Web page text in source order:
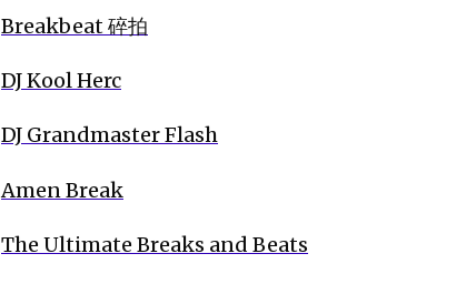
Breakbeat 碎拍
DJ Kool Herc
DJ Grandmaster Flash
Amen Break
The Ultimate Breaks and Beats